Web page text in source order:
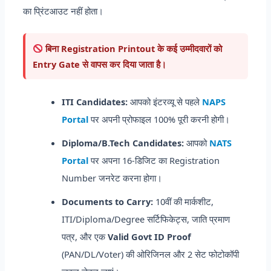
का प्रिंटआउट नहीं होता।
बिना Registration Printout के कई उम्मीदवारों को
Entry Gate से वापस कर दिया जाता है।
ITI Candidates: आपको इंटरव्यू से पहले NAPS
Portalपर अपनी प्रोफाइल 100% पूरी करनी होगी।
Diploma/B.Tech Candidates: आपको NATS
Portalपर अपना 16-डिजिट का Registration
Number जनरेट करना होगा।
Documents to Carry: 10वीं की मार्कशीट,
ITI/Diploma/Degree सर्टिफिकेट्स, जाति प्रमाण
पत्र, और एकValid Govt ID Proof
(PAN/DL/Voter) की ओरिजिनल और 2 सेट फोटोकॉपी